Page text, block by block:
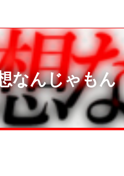
なんじゃもん